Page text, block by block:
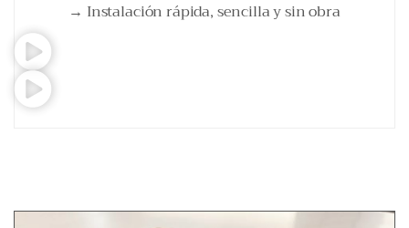
→ Instalación rápida, sencilla y sin obra